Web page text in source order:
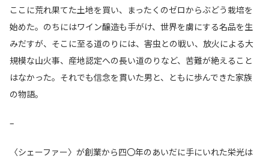
ここに荒れ果てた土地を買い、まったくのゼロからぶどう栽培を
始めた。のちにはワイン醸造も手がけ、世界を虜にする名品を生
みだすが、そこに至る道のりには、害虫との戦い、放火による大
規模な山火事、産地認定への長い道のりなど、苦難が絶えること
はなかった。それでも信念を貫いた男と、ともに歩んできた家族
の物語。
–
〈シェーファー〉が創業から四〇年のあいだに手にいれた栄光は